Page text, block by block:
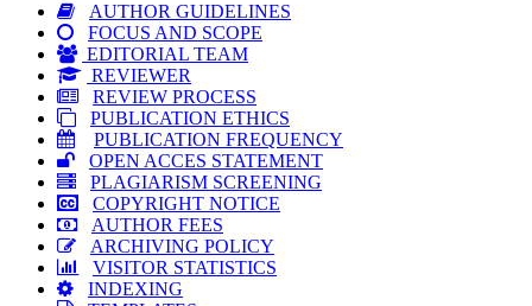
AUTHOR GUIDELINES
FOCUS AND SCOPE
EDITORIAL TEAM
REVIEWER
REVIEW PROCESS
PUBLICATION ETHICS
PUBLICATION FREQUENCY
OPEN ACCES STATEMENT
PLAGIARISM SCREENING
COPYRIGHT NOTICE
AUTHOR FEES
ARCHIVING POLICY
VISITOR STATISTICS
INDEXING